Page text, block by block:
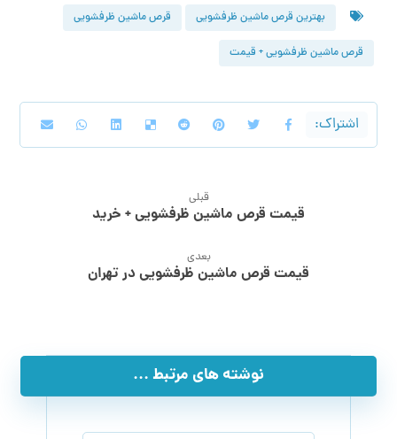
بهترین قرص ماشین ظرفشویی قرص ماشین ظرفشویی
قرص ماشین ظرفشویی + قیمت
قبلی
قیمت قرص ماشین ظرفشویی + خرید
بعدی
قیمت قرص ماشین ظرفشویی در تهران
نوشته های مرتبط ...